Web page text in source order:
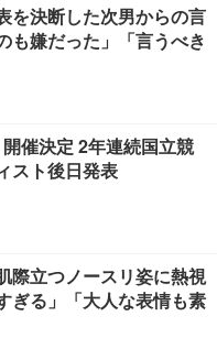
を決断した次男からの言
も嫌だった」「言うべき
催決定 2年連続国立競
スト後日発表
際立つノースリ姿に熱視
ぎる」「大人な表情も素